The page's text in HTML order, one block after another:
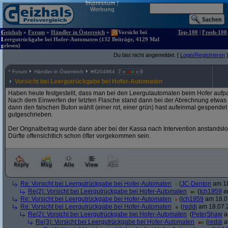
Impressum|
Werbung
Geizhals » Forum » Händler in Österreich »
Vorsicht bei
Leergutrückgabe bei Hofer-Automaten (132 Beiträge, 4129 Mal
gelesen)
Top-100 | Fresh-100
Du bist nicht angemeldet. [ Login/Registrieren ]
^ Forum Händler in Österreich #8204964 7 x x 6
Vorsicht bei Leergutrückgabe bei Hofer-Automaten
Haben heute festgestellt, dass man bei den Leergutautomaten beim Hofer
Nach dem Einwerfen der letzten Flasche stand dann bei der Abrechnung
dann den falschen Buton wählt (einer rot, einer grün) hast aufeinmal
gutgeschrieben.
Der Orignalbetrag wurde dann aber bei der Kassa nach Intervention
Dürfte offensichtlich schon öfter vorgekommen sein.
Re: Vorsicht bei Leergutrückgabe bei Hofer-Automaten (JC-Denton am
Re(2): Vorsicht bei Leergutrückgabe bei Hofer-Automaten
( Ich1959
Re: Vorsicht bei Leergutrückgabe bei Hofer-Automaten
( Ich1959 am
Re: Vorsicht bei Leergutrückgabe bei Hofer-Automaten
(reddi am
Re(2): Vorsicht bei Leergutrückgabe bei Hofer-Automaten (PeterShaw
Re(3): Vorsicht bei Leergutrückgabe bei Hofer-Automaten
(reddi